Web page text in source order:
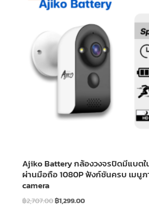
Ajiko Battery กล้องวงจรปิดมีแบตใ
ผ่านมือถือ 1080P ฟังก์ชันครบ เมนูภ
camera
฿2,707.00Original
฿1,299.00Current